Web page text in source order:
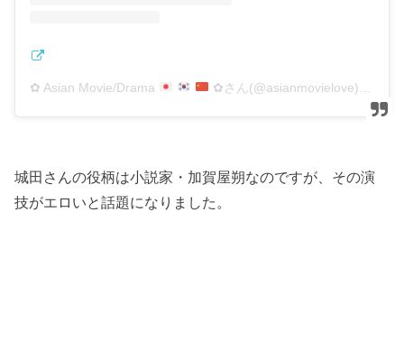
✿ Asian Movie/Drama ✿さん(@asianmovielove)がシェアした投稿
城田さんの役柄は小説家・加賀屋朔なのですが、その演
技がエロいと話題になりました。